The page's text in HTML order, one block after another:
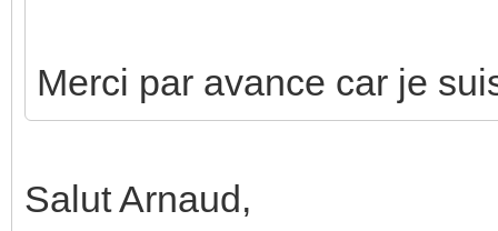
Merci par avance car je
Salut Arnaud,